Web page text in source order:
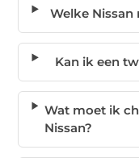
Welke
Kan ik een
Wat moet ik
Nissan?